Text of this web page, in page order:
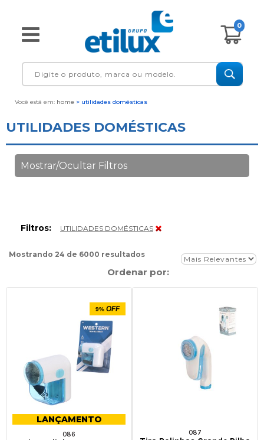
0
Você está em: home > utilidades domésticas
UTILIDADES DOMÉSTICAS
Mostrar/Ocultar Filtros
Filtros: UTILIDADES DOMÉSTICAS
Mostrando 24 de 6000 resultados
Ordenar por:
9% OFF
LANÇAMENTO
086 087